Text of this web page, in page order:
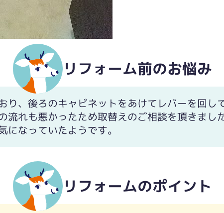
リフォーム前のお悩み
り、後ろのキャビネットをあけてレバーを回し
流れも悪かったため取替えのご相談を頂きました
になっていたようです。
リフォームのポイント